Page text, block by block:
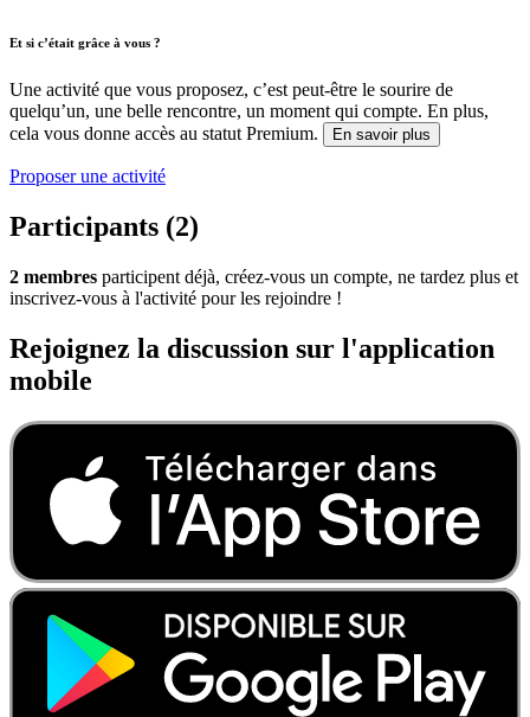
Et si c’était grâce à vous ?
Une activité que vous proposez, c’est peut-être le sourire de
quelqu’un, une belle rencontre, un moment qui compte. En plus,
cela vous donne accès au statut Premium.
En savoir plus
Proposer une activité
Participants (2)
2 membres participent déjà, créez-vous un compte, ne tardez plus et
inscrivez-vous à l'activité pour les rejoindre !
Rejoignez la discussion sur l'application
mobile